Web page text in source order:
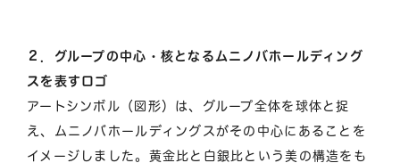
２．グループの中心・核となるムニノバホールディング
スを表すロゴ
アートシンボル（図形）は、グループ全体を球体と捉
え、ムニノバホールディングスがその中心にあることを
イメージしました。黄金比と白銀比という美の構造をも